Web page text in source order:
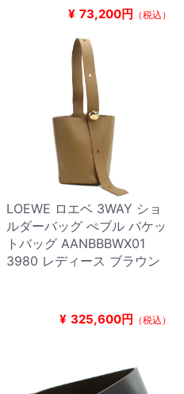
¥ 73,200円 （税込）
LOEWE ロエベ 3WAY ショ
ルダーバッグ ぺブル バケッ
トバッグ AANBBBWX01
3980 レディース ブラウン
¥ 325,600円 （税込）